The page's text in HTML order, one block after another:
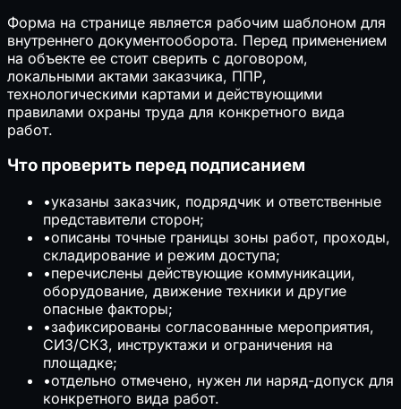
Форма на странице является рабочим шаблоном для
внутреннего документооборота. Перед применением
на объекте ее стоит сверить с договором,
локальными актами заказчика, ППР,
технологическими картами и действующими
правилами охраны труда для конкретного вида
работ.
Что проверить перед подписанием
•указаны заказчик, подрядчик и ответственные
представители сторон;
•описаны точные границы зоны работ, проходы,
складирование и режим доступа;
•перечислены действующие коммуникации,
оборудование, движение техники и другие
опасные факторы;
•зафиксированы согласованные мероприятия,
СИЗ/СКЗ, инструктажи и ограничения на
площадке;
•отдельно отмечено, нужен ли наряд-допуск для
конкретного вида работ.